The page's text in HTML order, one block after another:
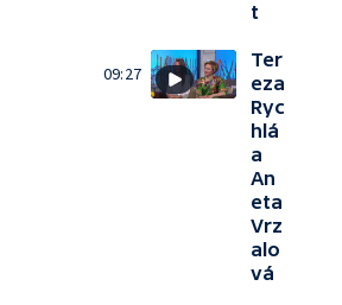
t
09:27
Ter
eza
Ryc
hlá
a
An
eta
Vrz
alo
vá